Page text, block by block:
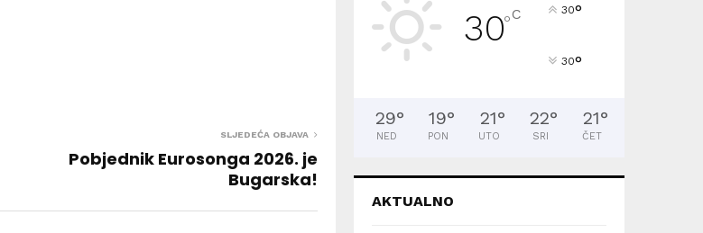
SLJEDEĆA OBJAVA
Pobjednik Eurosonga 2026. je
Bugarska!
30°C 30°
30°
29°
NED
19°
PON
21°
UTO
22°
SRI
21°
ČET
AKTUALNO